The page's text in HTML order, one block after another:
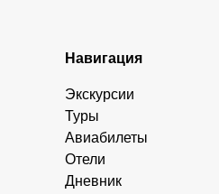
Навигация
Экскурсии
Туры
Авиабилеты
Отели
Дневник